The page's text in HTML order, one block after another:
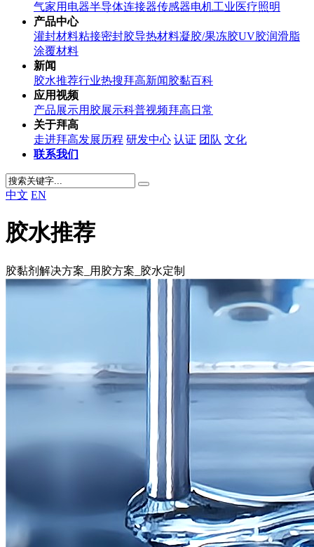
气家用电器半导体连接器传感器电机工业医疗照明
产品中心
灌封材料粘接密封胶导热材料凝胶/果冻胶UV胶润滑脂
涂覆材料
新闻
胶水推荐行业热搜拜高新闻胶黏百科
应用视频
产品展示用胶展示科普视频拜高日常
关于拜高
走进拜高发展历程 研发中心 认证 团队 文化
联系我们
中文 EN
胶水推荐
胶黏剂解决方案_用胶方案_胶水定制